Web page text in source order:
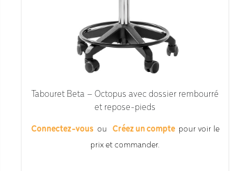
Tabouret Beta – Octopus avec dossier rembourré
et repose-pieds
Connectez-vous ou Créez un compte pour voir le
prix et commander.